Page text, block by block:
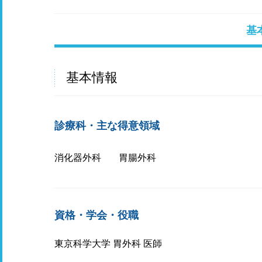
基
基本情報
診療科・主な得意領域
消化器外科 胃腸外科
資格・学会・役職
東京科学大学 胃外科 医師